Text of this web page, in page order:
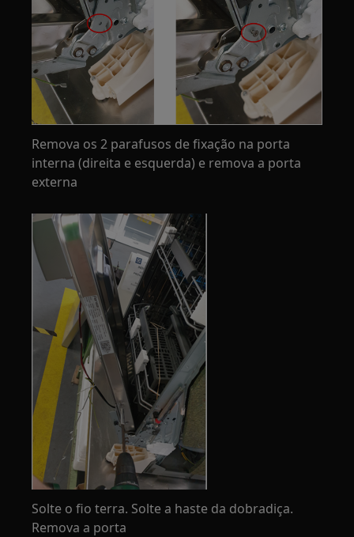
Remova os 2 parafusos de fixação na porta
interna (direita e esquerda) e remova a porta
externa
Solte o fio terra. Solte a haste da dobradiça.
Remova a porta